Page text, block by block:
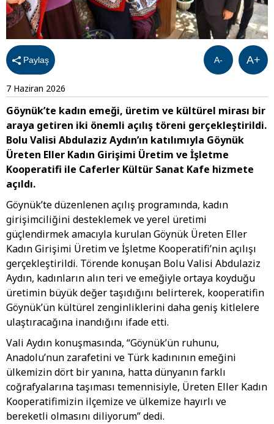
Paylaş A+
A-
7 Haziran 2026
Göynük’te kadın emeği, üretim ve kültürel mirası bir
araya getiren iki önemli açılış töreni gerçekleştirildi.
Bolu Valisi Abdulaziz Aydın’ın katılımıyla Göynük
Üreten Eller Kadın Girişimi Üretim ve İşletme
Kooperatifi ile Caferler Kültür Sanat Kafe hizmete
açıldı.
Göynük’te düzenlenen açılış programında, kadın
girişimciliğini desteklemek ve yerel üretimi
güçlendirmek amacıyla kurulan Göynük Üreten Eller
Kadın Girişimi Üretim ve İşletme Kooperatifi’nin açılışı
gerçekleştirildi. Törende konuşan Bolu Valisi Abdulaziz
Aydın, kadınların alın teri ve emeğiyle ortaya koyduğu
üretimin büyük değer taşıdığını belirterek, kooperatifin
Göynük’ün kültürel zenginliklerini daha geniş kitlelere
ulaştıracağına inandığını ifade etti.
Vali Aydın konuşmasında, “Göynük’ün ruhunu,
Anadolu’nun zarafetini ve Türk kadınının emeğini
ülkemizin dört bir yanına, hatta dünyanın farklı
coğrafyalarına taşıması temennisiyle, Üreten Eller Kadın
Kooperatifimizin ilçemize ve ülkemize hayırlı ve
bereketli olmasını diliyorum” dedi.